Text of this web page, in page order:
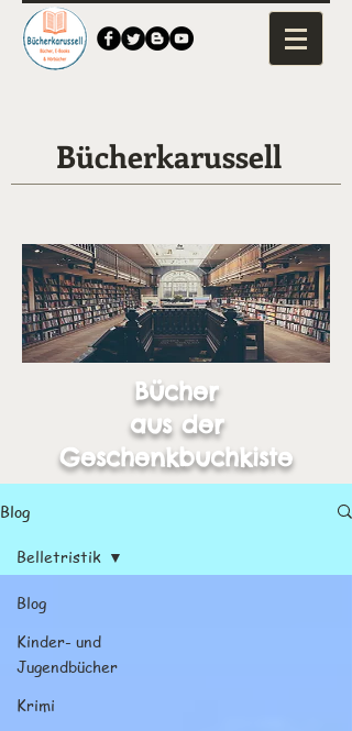
Bücherkarussell
Bücher
aus der
Geschenkbuchkiste
Blog
Blog
Kinder- und
Jugendbücher
Krimi
Belletristik